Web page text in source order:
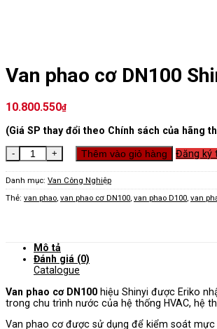
Van phao cơ DN100
10.800.550₫
(Giá SP thay đổi theo Chính sách của hãng
Van phao cơ DN100 Shinyi số lượng
Thêm vào giỏ hàng Đăng ký
Danh mục: Van Công Nghiệp
Thẻ: van phao, van phao cơ DN100, van phao D100, van
Mô tả
Đánh giá (0)
Catalogue
Van phao cơ DN100 hiệu Shinyi được Eriko
trong chu trình nước của hệ thống HVAC, hệ
Van phao cơ được sử dụng để kiểm soát